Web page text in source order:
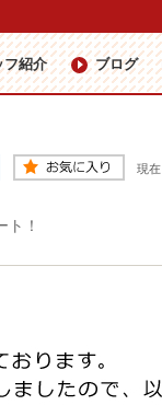
フ紹介 ブログ
現在
！